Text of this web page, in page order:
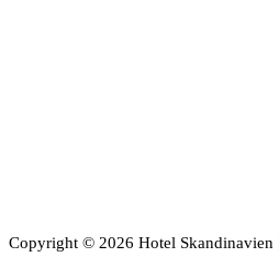
Copyright © 2026 Hotel